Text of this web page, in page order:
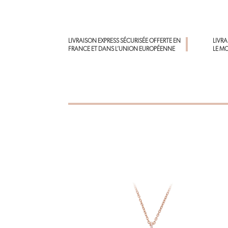
LIVRAISON EXPRESS SÉCURISÉE OFFERTE EN
FRANCE ET DANS L’UNION EUROPÉENNE
LE